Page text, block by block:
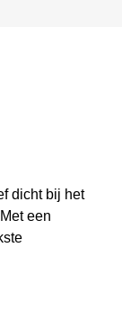
dicht bij het
een